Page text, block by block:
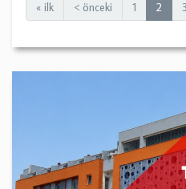
« ilk < önceki 1 2 3